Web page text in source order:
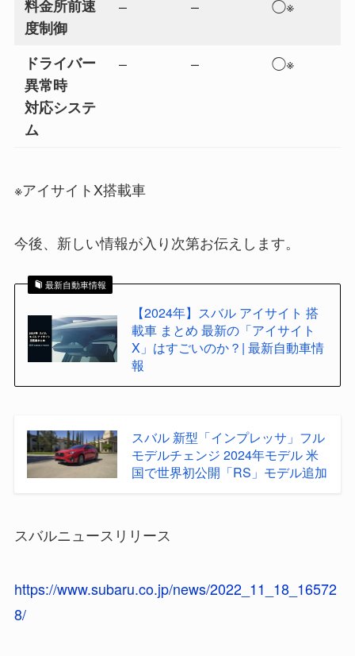
料金所前速
度制御
– – ◯※
ドライバー
異常時
対応システ
ム
– – ◯※
※アイサイトX搭載車
今後、新しい情報が入り次第お伝えします。
最新自動車情報
【2024年】スバル アイサイト 搭
載車 まとめ 最新の「アイサイト
X」はすごいのか？| 最新自動車情
報
スバル 新型「インプレッサ」フル
モデルチェンジ 2024年モデル 米
国で世界初公開「RS」モデル追加
スバルニュースリリース
https://www.subaru.co.jp/news/2022_11_18_16572
8/